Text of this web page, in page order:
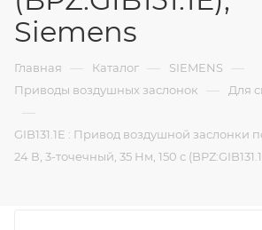
Siemens
Главная — Каталог — SIEMENS —
Приводы воздушных заслонок — Для
—
GIB131.1E : Привод воздушной заслонки
24 В, 3-точечный, 35 Нм, 150 с